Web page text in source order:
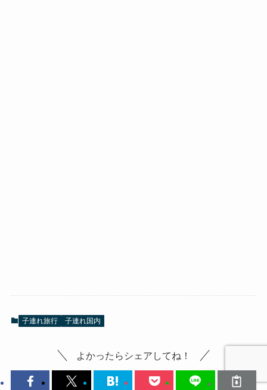
子連れ旅行 子連れ国内
よかったらシェアしてね！